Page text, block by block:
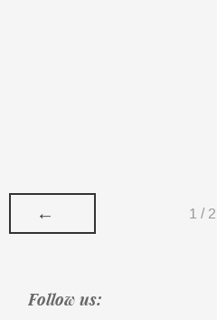
← 1 / 2
Follow us: